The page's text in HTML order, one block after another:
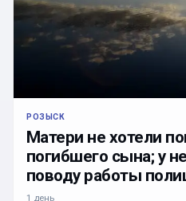
РОЗЫСК
Матери не хотели
погибшего сына; у
поводу работы
1 день